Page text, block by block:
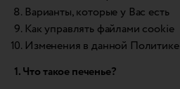
Варианты, которые у Вас есть
Как управлять файлами cookie
Изменения в данной Политике
1. Что такое печенье?